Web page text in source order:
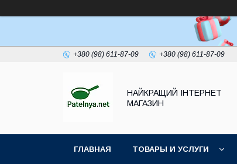
+380 (98) 611-87-09 +380 (98) 611-87-09
НАЙКРАЩИЙ ІНТЕРНЕТ
МАГАЗИН
ГЛАВНАЯ ТОВАРЫ И УСЛУГИ